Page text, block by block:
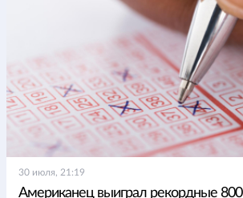
30 июля, 21:19
Американец выиграл рекордные